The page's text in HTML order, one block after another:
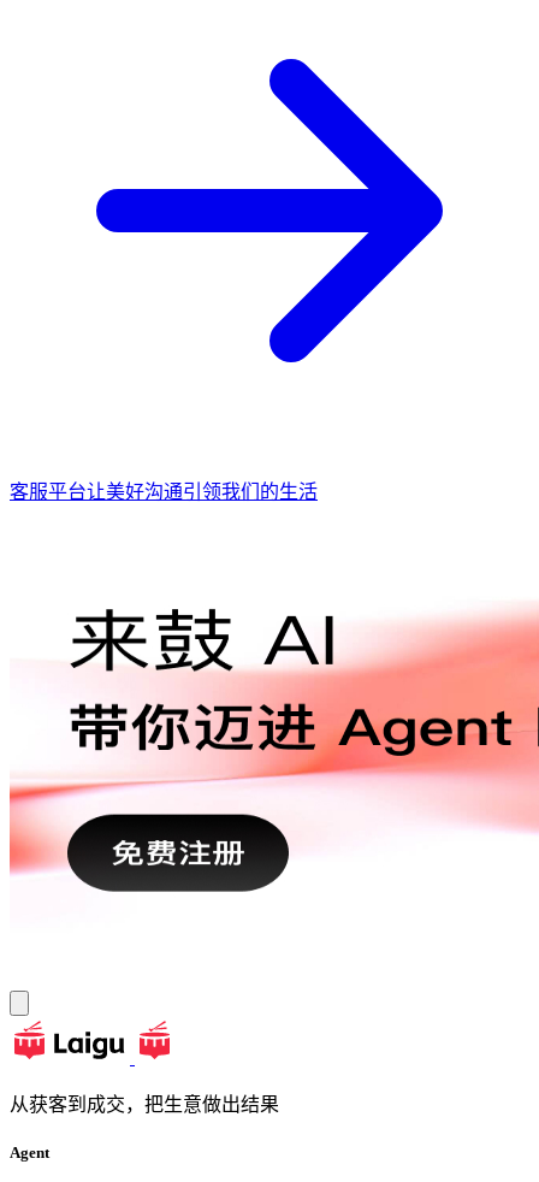
客服平台让美好沟通引领我们的生活
从获客到成交，把生意做出结果
Agent